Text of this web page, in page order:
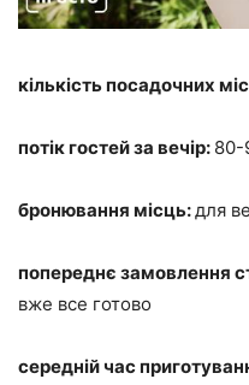
кількість посадочних
потік гостей за вечір: 80-
бронювання місць:для
попереднє замовлення
вже все готово
середній час